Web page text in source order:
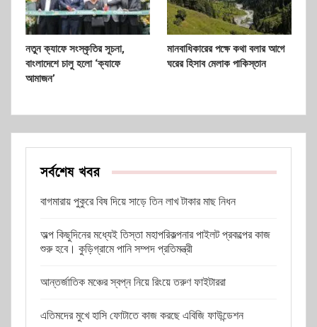
নতুন ক্যাফে সংস্কৃতির সূচনা,
বাংলাদেশে চালু হলো ‘ক্যাফে
আমাজন’
মানবাধিকারের পক্ষে কথা বলার আগে
ঘরের হিসাব মেলাক পাকিস্তান
সর্বশেষ খবর
বাগমারায় পুকুরে বিষ দিয়ে সাড়ে তিন লাখ টাকার মাছ নিধন
অল্প কিছুদিনের মধ্যেই তিস্তা মহাপরিকল্পনার পাইলট প্রকল্পের কাজ
শুরু হবে। কুড়িগ্রামে পানি সম্পদ প্রতিমন্ত্রী
আন্তর্জাতিক মঞ্চের স্বপ্ন নিয়ে রিংয়ে তরুণ ফাইটাররা
এতিমদের মুখে হাসি ফোটাতে কাজ করছে এবিজি ফাউন্ডেশন